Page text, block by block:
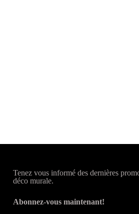
Tenez vous informé des dernières
déco murale.
Abonnez-vous maintenant!